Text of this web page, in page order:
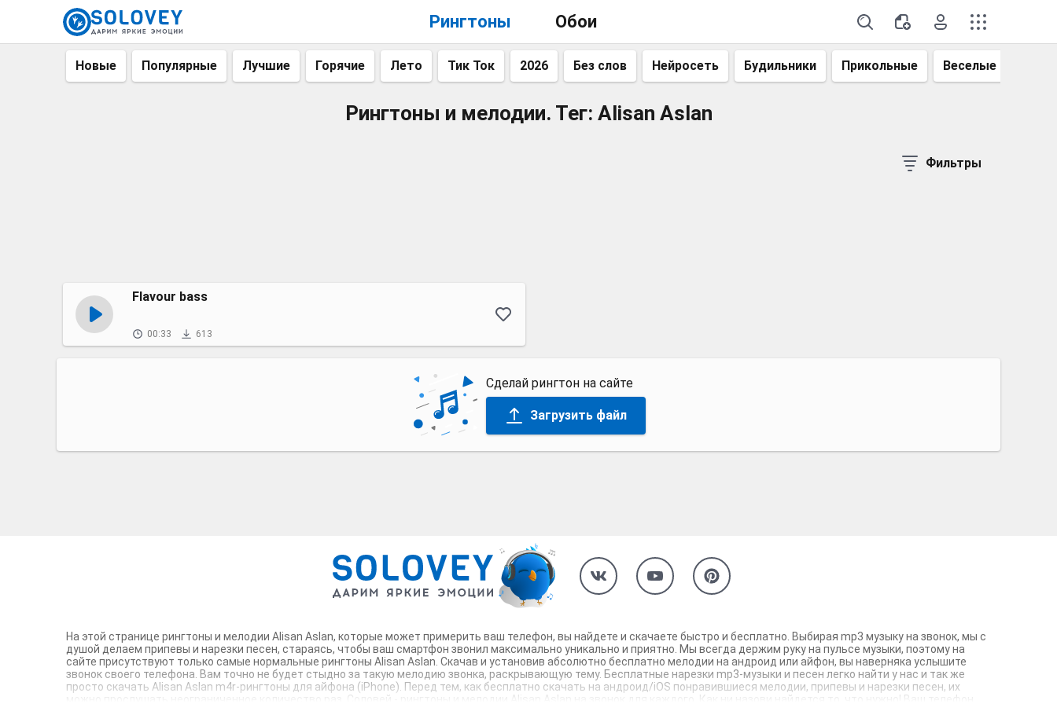
Рингтоны Обои
Новые Популярные Лучшие Горячие Лето Тик Ток 2026 Без слов Нейросеть Будильники Прикольные Веселые
Рингтоны и мелодии. Тег: Alisan Aslan
Фильтры
Flavour bass
00:33 613
Сделай рингтон на сайте
Загрузить файл
На этой странице рингтоны и мелодии Alisan Aslan, которые может примерить ваш телефон, вы найдете и скачаете быстро и бесплатно. Выбирая mp3 музыку на звонок, мы с
душой делаем припевы и нарезки песен, стараясь, чтобы ваш смартфон звонил максимально уникально и приятно. Мы всегда держим руку на пульсе музыки, поэтому на
сайте присутствуют только самые нормальные рингтоны Alisan Aslan. Скачав и установив абсолютно бесплатно мелодии на андроид или айфон, вы наверняка услышите
звонок своего телефона. Вам точно не будет стыдно за такую мелодию звонка, раскрывающую тему. Бесплатные нарезки mp3-музыки и песен легко найти у нас и так же
просто скачать Alisan Aslan m4r-рингтоны для айфона (iPhone). Перед тем, как бесплатно скачать на андроид/iOS понравившиеся мелодии, припевы и нарезки песен, их
можно прослушать неограниченное количество раз. Соловей - рингтоны и мелодии Alisan Aslan на звонок для каждого. Как ни назови найдется то, что нужно! Ваш телефон